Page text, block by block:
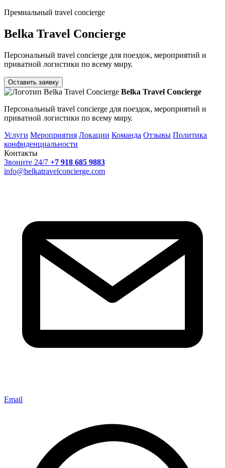
Премиальный travel concierge
Belka Travel Concierge
Персональный travel concierge для поездок, мероприятий и
приватной логистики по всему миру.
Оставить заявку
Belka Travel Concierge
Персональный travel concierge для поездок, мероприятий и
приватной логистики по всему миру.
Услуги Мероприятия Локации Команда Отзывы Политика
конфиденциальности
Контакты
Звоните 24/7 +7 918 685 9883
info@belkatravelconcierge.com
Email